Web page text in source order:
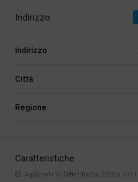
Indirizzo
Indirizzo
Città
Regione
Caratteristiche
Aggiornato su Settembre 24, 2025 a 10:11